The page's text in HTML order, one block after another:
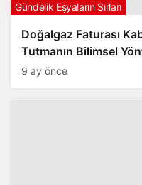
Doğalgaz Faturası
Tutmanın Bilimsel
Gündelik Eşyaların Sırları
9 ay önce